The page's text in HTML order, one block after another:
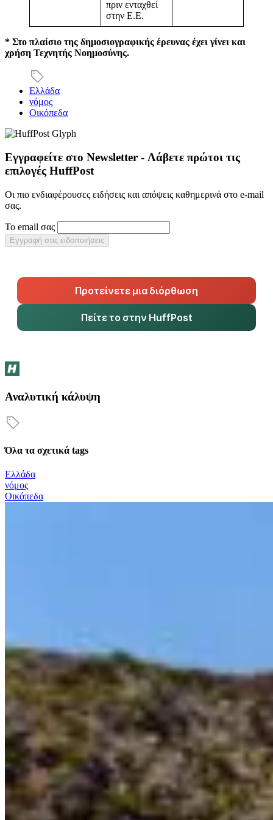
πριν ενταχθεί
στην Ε.Ε.
* Στο πλαίσιο της δημοσιογραφικής έρευνας έχει γίνει και
χρήση Τεχνητής Νοημοσύνης.
Ελλάδα
νόμος
Οικόπεδα
Εγγραφείτε στο Newsletter - Λάβετε πρώτοι τις
επιλογές HuffPost
Οι πιο ενδιαφέρουσες ειδήσεις και απόψεις καθημερινά στο e-mail
σας.
Το email σας
Εγγραφή στις ειδοποιήσεις
Προτείνετε μια διόρθωση
Πείτε το στην HuffPost
Αναλυτική κάλυψη
Όλα τα σχετικά tags
Ελλάδα
νόμος
Οικόπεδα